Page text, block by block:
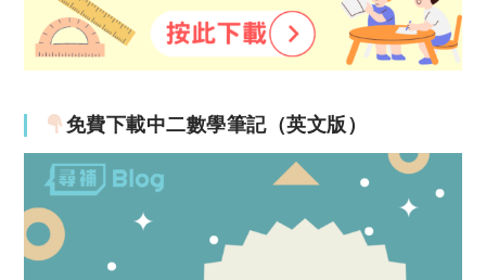
免費下載中二數學筆記（英文版）